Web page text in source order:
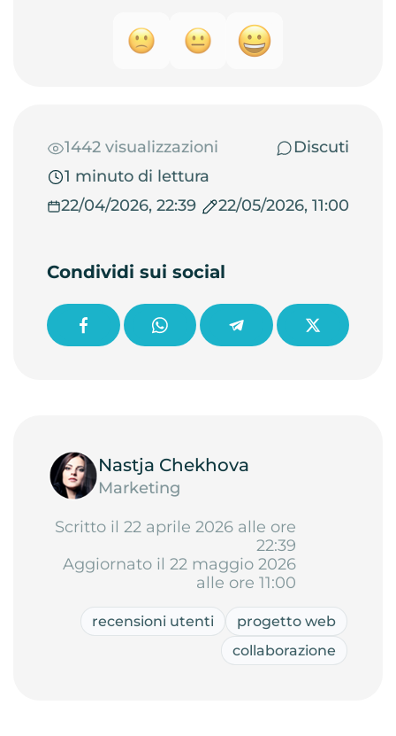
1442 visualizzazioni
Discuti
1 minuto di lettura
22/04/2026, 22:39
22/05/2026, 11:00
Condividi sui social
Nastja Chekhova
Marketing
Scritto il 22 aprile 2026 alle ore
22:39
Aggiornato il 22 maggio 2026
alle ore 11:00
recensioni utenti
progetto web
collaborazione